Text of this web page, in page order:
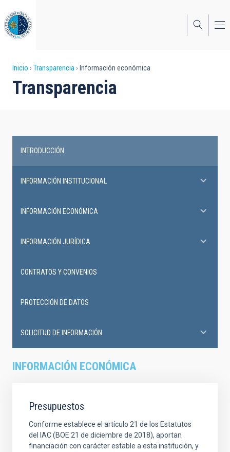
al
contenido
principal
Sobrescribir
enlaces
navegación
Inicio Transparencia Información económica
Transparencia
INFORMACIÓN ECONÓMICA
Presupuestos
Conforme establece el artículo 21 de los Estatutos
del IAC (BOE 21 de diciembre de 2018), aportan
financiación con carácter estable a esta institución, y
INTRODUCCIÓN
INFORMACIÓN INSTITUCIONAL
INFORMACIÓN ECONÓMICA
INFORMACIÓN JURÍDICA
CONTRATOS Y CONVENIOS
PROTECCIÓN DE DATOS
SOLICITUD DE INFORMACIÓN